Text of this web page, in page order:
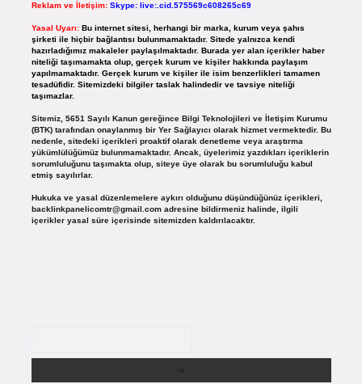
Reklam ve İletişim: Skype: live:.cid.575569c608265c69
Yasal Uyarı: Bu internet sitesi, herhangi bir marka, kurum veya şahıs
şirketi ile hiçbir bağlantısı bulunmamaktadır. Sitede yalnızca kendi
hazırladığımız makaleler paylaşılmaktadır. Burada yer alan içerikler haber
niteliği taşımamakta olup, gerçek kurum ve kişiler hakkında paylaşım
yapılmamaktadır. Gerçek kurum ve kişiler ile isim benzerlikleri tamamen
tesadüfidir. Sitemizdeki bilgiler taslak halindedir ve tavsiye niteliği
taşımazlar.
Sitemiz, 5651 Sayılı Kanun gereğince Bilgi Teknolojileri ve İletişim Kurumu
(BTK) tarafından onaylanmış bir Yer Sağlayıcı olarak hizmet vermektedir. Bu
nedenle, sitedeki içerikleri proaktif olarak denetleme veya araştırma
yükümlülüğümüz bulunmamaktadır. Ancak, üyelerimiz yazdıkları içeriklerin
sorumluluğunu taşımakta olup, siteye üye olarak bu sorumluluğu kabul
etmiş sayılırlar.
Hukuka ve yasal düzenlemelere aykırı olduğunu düşündüğünüz içerikleri,
backlinkpanelicomtr@gmail.comadresine bildirmeniz halinde, ilgili
içerikler yasal süre içerisinde sitemizden kaldırılacaktır.